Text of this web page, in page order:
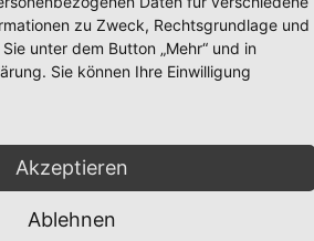
zu Zweck, Rechtsgrundlage und
unter dem Button „Mehr“ und in
Sie können Ihre Einwilligung
Akzeptieren
Ablehnen